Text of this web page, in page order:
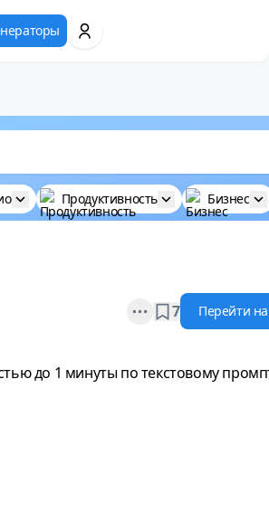
Продуктивность
Бизнес
Open options
7 Перейти
до 1 минуты по текстовому